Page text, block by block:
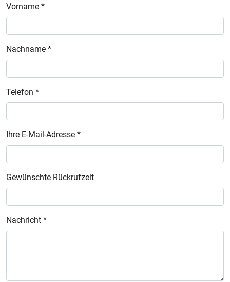
Vorname *
Nachname *
Telefon *
Ihre E-Mail-Adresse *
Gewünschte Rückrufzeit
Nachricht *